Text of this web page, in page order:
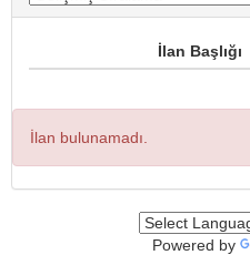
İlan Başlığı
İlan bulunamadı.
Powered by